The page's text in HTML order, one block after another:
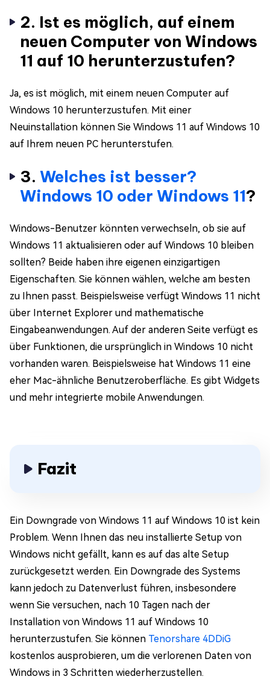
2. Ist es möglich, auf einem
neuen Computer von Windows
11 auf 10 herunterzustufen?
Ja, es ist möglich, mit einem neuen Computer auf
Windows 10 herunterzustufen. Mit einer
Neuinstallation können Sie Windows 11 auf Windows 10
auf Ihrem neuen PC herunterstufen.
3. Welches ist besser?
Windows 10 oder Windows 11?
Windows-Benutzer könnten verwechseln, ob sie auf
Windows 11 aktualisieren oder auf Windows 10 bleiben
sollten? Beide haben ihre eigenen einzigartigen
Eigenschaften. Sie können wählen, welche am besten
zu Ihnen passt. Beispielsweise verfügt Windows 11 nicht
über Internet Explorer und mathematische
Eingabeanwendungen. Auf der anderen Seite verfügt es
über Funktionen, die ursprünglich in Windows 10 nicht
vorhanden waren. Beispielsweise hat Windows 11 eine
eher Mac-ähnliche Benutzeroberfläche. Es gibt Widgets
und mehr integrierte mobile Anwendungen.
Fazit
Ein Downgrade von Windows 11 auf Windows 10 ist kein
Problem. Wenn Ihnen das neu installierte Setup von
Windows nicht gefällt, kann es auf das alte Setup
zurückgesetzt werden. Ein Downgrade des Systems
kann jedoch zu Datenverlust führen, insbesondere
wenn Sie versuchen, nach 10 Tagen nach der
Installation von Windows 11 auf Windows 10
herunterzustufen. Sie können Tenorshare 4DDiG
kostenlos ausprobieren, um die verlorenen Daten von
Windows in 3 Schritten wiederherzustellen.